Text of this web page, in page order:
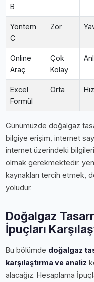
B
Yöntem
C
Zor
Online
Araç
Çok
Kolay
Excel
Formül
Orta
Günümüzde doğalgaz
bilgiye erişim, internet
internet üzerindeki
olmak gerekmektedir.
kaynakları tercih etmek,
yoludur.
Doğalgaz
İpuçları
Bu bölümde doğalgaz
karşılaştırma ve analiz
alacağız. Hesaplama